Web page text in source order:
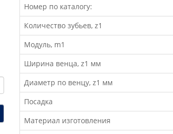
Номер по каталогу:
Количество зубьев, z1
Модуль, m1
Ширина венца, z1 мм
Диаметр по венцу, z1 мм
Посадка
Материал изготовления